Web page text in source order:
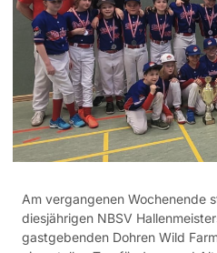
Am vergangenen Wochenende
diesjährigen NBSV
gastgebenden Dohren Wild